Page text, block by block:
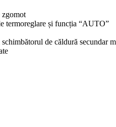
zgomot
termoreglare și funcția “AUTO”
de căldură secundar